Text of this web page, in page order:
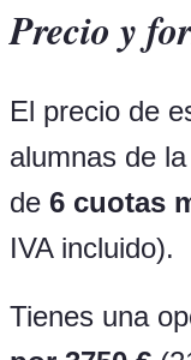
Precio y
El precio de
alumnas de
de 6 cuotas
IVA incluido).
Tienes una